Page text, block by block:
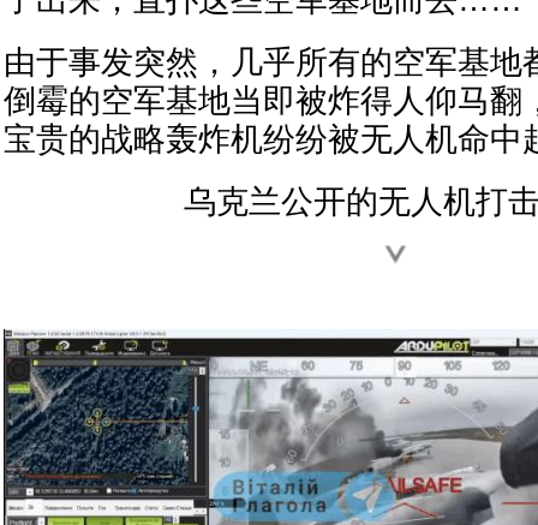
由于事发突然，几乎所有的空军基地
倒霉的空军基地当即被炸得人仰马翻
宝贵的战略轰炸机纷纷被无人机命中
乌克兰公开的无人机打